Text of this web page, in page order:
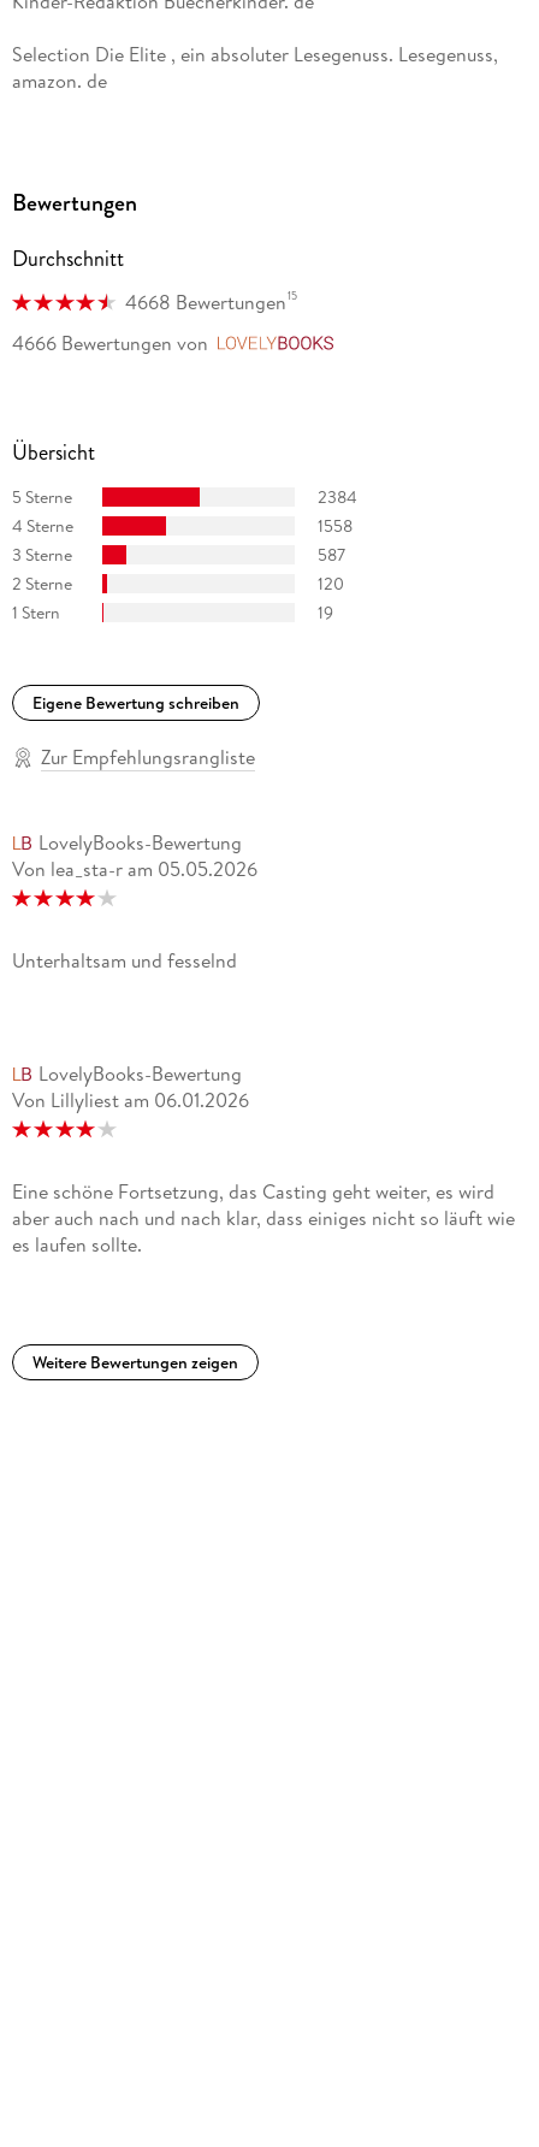
Selection Die Elite , ein absoluter Lesegenuss. Lesegenuss,
amazon. de
kann man den dritten Band kaum erwarten. Sarah Freitag,
Bewertungen
Durchschnitt
4668 Bewertungen15
4666 Bewertungen von
Übersicht
5 Sterne
2384
4 Sterne
1558
3 Sterne
587
2 Sterne
120
1 Stern
19
Eigene Bewertung schreiben
Zur Empfehlungsrangliste
LovelyBooks-Bewertung
Von lea_sta-r am 05.05.2026
Unterhaltsam und fesselnd
LovelyBooks-Bewertung
Von Lillyliest am 06.01.2026
Eine schöne Fortsetzung, das Casting geht weiter, es wird
aber auch nach und nach klar, dass einiges nicht so läuft wie
es laufen sollte.
Weitere Bewertungen zeigen